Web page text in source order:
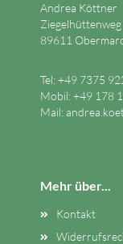
Andrea Köttner
89611
Tel: +49 7375
Mobil: +49 178
Mail:
Mehr über...
Kontakt